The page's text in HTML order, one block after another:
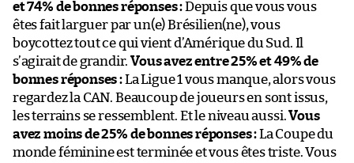
et 74% de bonnes réponses :Depuis que vous vous
êtes fait larguer par un(e) Brésilien(ne), vous
boycottez tout ce qui vient d’Amérique du Sud. Il
s’agirait de grandir.Vous avez entre 25% et 49% de
bonnes réponses :La Ligue 1 vous manque, alors vous
regardez la CAN. Beaucoup de joueurs en sont issus,
les terrains se ressemblent. Et le niveau aussi.Vous
avez moins de 25% de bonnes réponses :La Coupe du
monde féminine est terminée et vous êtes triste. Vous